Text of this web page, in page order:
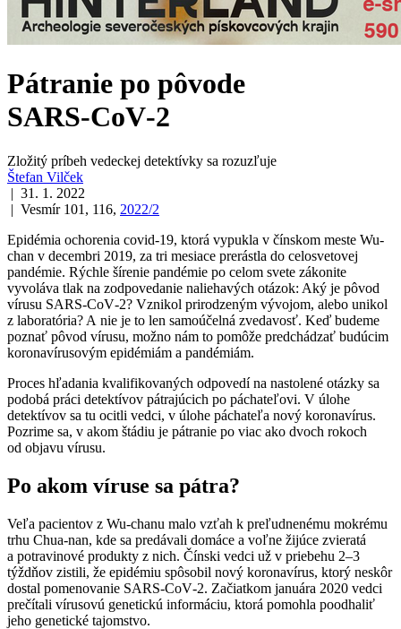
Pátranie po pôvode
SARS‑CoV‑2
Zložitý príbeh vedeckej detektívky sa rozuzľuje
Štefan Vilček
| 31. 1. 2022
| Vesmír 101, 116, 2022/2
Epidémia ochorenia covid-19, ktorá vypukla v čínskom meste Wu-
chan v decembri 2019, za tri mesiace prerástla do celosvetovej
pandémie. Rýchle šírenie pandémie po celom svete zákonite
vyvoláva tlak na zodpovedanie naliehavých otázok: Aký je pôvod
vírusu SARS‑CoV‑2? Vznikol prirodzeným vývojom, alebo unikol
z laboratória? A nie je to len samoúčelná zvedavosť. Keď budeme
poznať pôvod vírusu, možno nám to pomôže predchádzať budúcim
koronavírusovým epidémiám a pandémiám.
Proces hľadania kvalifikovaných odpovedí na nastolené otázky sa
podobá práci detektívov pátrajúcich po páchateľovi. V úlohe
detektívov sa tu ocitli vedci, v úlohe páchateľa nový koronavírus.
Pozrime sa, v akom štádiu je pátranie po viac ako dvoch rokoch
od objavu vírusu.
Po akom víruse sa pátra?
Veľa pacientov z Wu-chanu malo vzťah k preľudnenému mokrému
trhu Chua-nan, kde sa predávali domáce a voľne žijúce zvieratá
a potravinové produkty z nich. Čínski vedci už v priebehu 2–3
týždňov zistili, že epidémiu spôsobil nový koronavírus, ktorý neskôr
dostal pomenovanie SARS‑CoV‑2. Začiatkom januára 2020 vedci
prečítali vírusovú genetickú informáciu, ktorá pomohla poodhaliť
jeho genetické tajomstvo.